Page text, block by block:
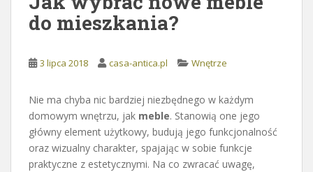
do mieszkania?
3 lipca 2018 casa-antica.pl Wnętrze
Nie ma chyba nic bardziej niezbędnego w każdym
domowym wnętrzu, jak meble. Stanowią one jego
główny element użytkowy, budują jego funkcjonalność
oraz wizualny charakter, spajając w sobie funkcje
praktyczne z estetycznymi. Na co zwracać uwagę,